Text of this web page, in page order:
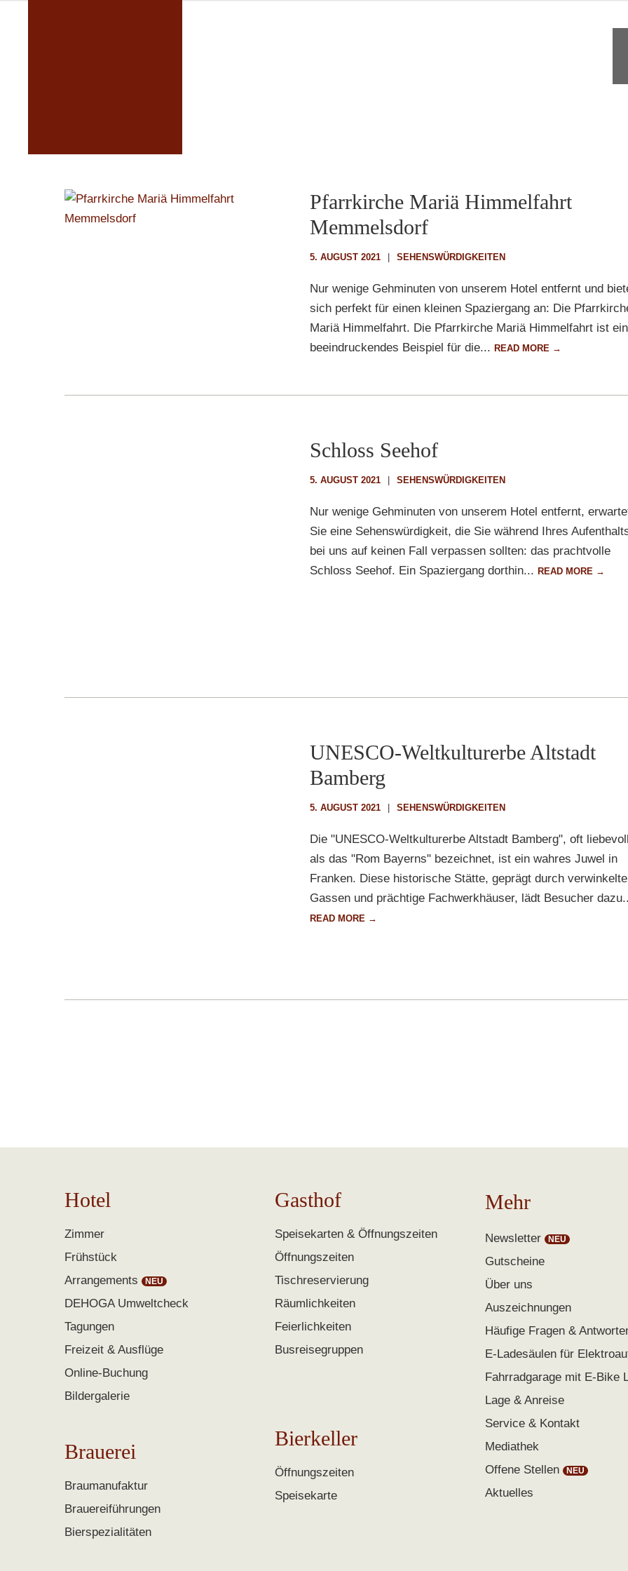
Pfarrkirche Mariä Himmelfahrt
Memmelsdorf
5. AUGUST 2021 SEHENSWÜRDIGKEITEN
Nur wenige Gehminuten von unserem Hotel entfernt und
sich perfekt für einen kleinen Spaziergang an: Die
Mariä Himmelfahrt. Die Pfarrkirche Mariä Himmelfahrt ist ein
beeindruckendes Beispiel für die... READ MORE →
Schloss Seehof
5. AUGUST 2021 SEHENSWÜRDIGKEITEN
Nur wenige Gehminuten von unserem Hotel entfernt,
Sie eine Sehenswürdigkeit, die Sie während Ihres
bei uns auf keinen Fall verpassen sollten: das prachtvolle
Schloss Seehof. Ein Spaziergang dorthin... READ MORE →
UNESCO-Weltkulturerbe Altstadt
Bamberg
5. AUGUST 2021 SEHENSWÜRDIGKEITEN
Die "UNESCO-Weltkulturerbe Altstadt Bamberg", oft
als das "Rom Bayerns" bezeichnet, ist ein wahres Juwel in
Franken. Diese historische Stätte, geprägt durch verwinkelte
Gassen und prächtige Fachwerkhäuser, lädt Besucher
READ MORE →
Hotel
Zimmer
Frühstück
Arrangements
DEHOGA Umweltcheck
Tagungen
Freizeit & Ausflüge
Online-Buchung
Bildergalerie
Brauerei
Braumanufaktur
Brauereiführungen
Bierspezialitäten
Gasthof
Speisekarten & Öffnungszeiten
Öffnungszeiten
Tischreservierung
Räumlichkeiten
Feierlichkeiten
Busreisegruppen
Bierkeller
Öffnungszeiten
Speisekarte
Mehr
Newsletter
Gutscheine
Über uns
Auszeichnungen
Häufige Fragen &
E-Ladesäulen für
Fahrradgarage mit E-Bike
Lage & Anreise
Service & Kontakt
Mediathek
Offene Stellen
Aktuelles